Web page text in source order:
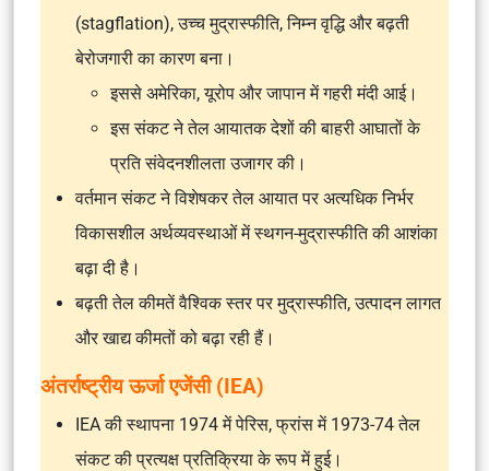
(stagflation), उच्च मुद्रास्फीति, निम्न वृद्धि और बढ़ती
बेरोजगारी का कारण बना।
इससे अमेरिका, यूरोप और जापान में गहरी मंदी आई।
इस संकट ने तेल आयातक देशों की बाहरी आघातों के
प्रति संवेदनशीलता उजागर की।
वर्तमान संकट ने विशेषकर तेल आयात पर अत्यधिक निर्भर
विकासशील अर्थव्यवस्थाओं में स्थगन-मुद्रास्फीति की आशंका
बढ़ा दी है।
बढ़ती तेल कीमतें वैश्विक स्तर पर मुद्रास्फीति, उत्पादन लागत
और खाद्य कीमतों को बढ़ा रही हैं।
अंतर्राष्ट्रीय ऊर्जा एजेंसी (IEA)
IEA की स्थापना 1974 में पेरिस, फ्रांस में 1973-74 तेल
संकट की प्रत्यक्ष प्रतिक्रिया के रूप में हुई।